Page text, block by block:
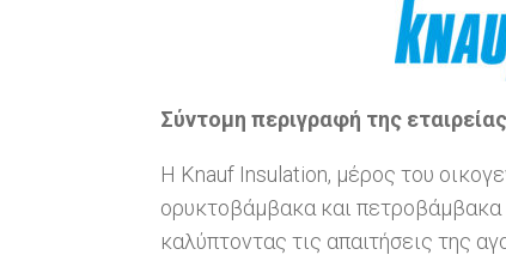
Σύντομη περιγραφή της
Η Knauf Insulation, μέρος του
ορυκτοβάμβακα και πετροβάμβακα
καλύπτοντας τις απαιτήσεις της